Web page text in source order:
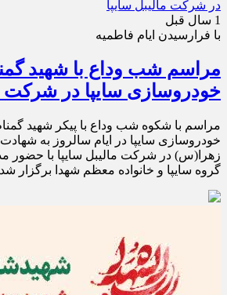
1 سال قبل
با فرارسیدن ایام فاطمیه
مراسم شب وداع با شهید
خودروسازی سایپا در شرکت
مراسم با شکوه شب وداع با پیکر شهید
خودروسازی سایپا در ایام سالروز به
زهرا(س) در شرکت مالیبل سایپا با حضور
گروه سایپا و خانواده معظم شهدا برگزار شد